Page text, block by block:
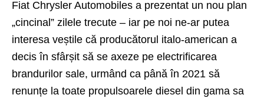
Fiat Chrysler Automobiles a prezentat un nou plan
„cincinal” zilele trecute – iar pe noi ne-ar putea
interesa veștile că producătorul italo-american a
decis în sfârșit să se axeze pe electrificarea
brandurilor sale, urmând ca până în 2021 să
renunțe la toate propulsoarele diesel din gama sa